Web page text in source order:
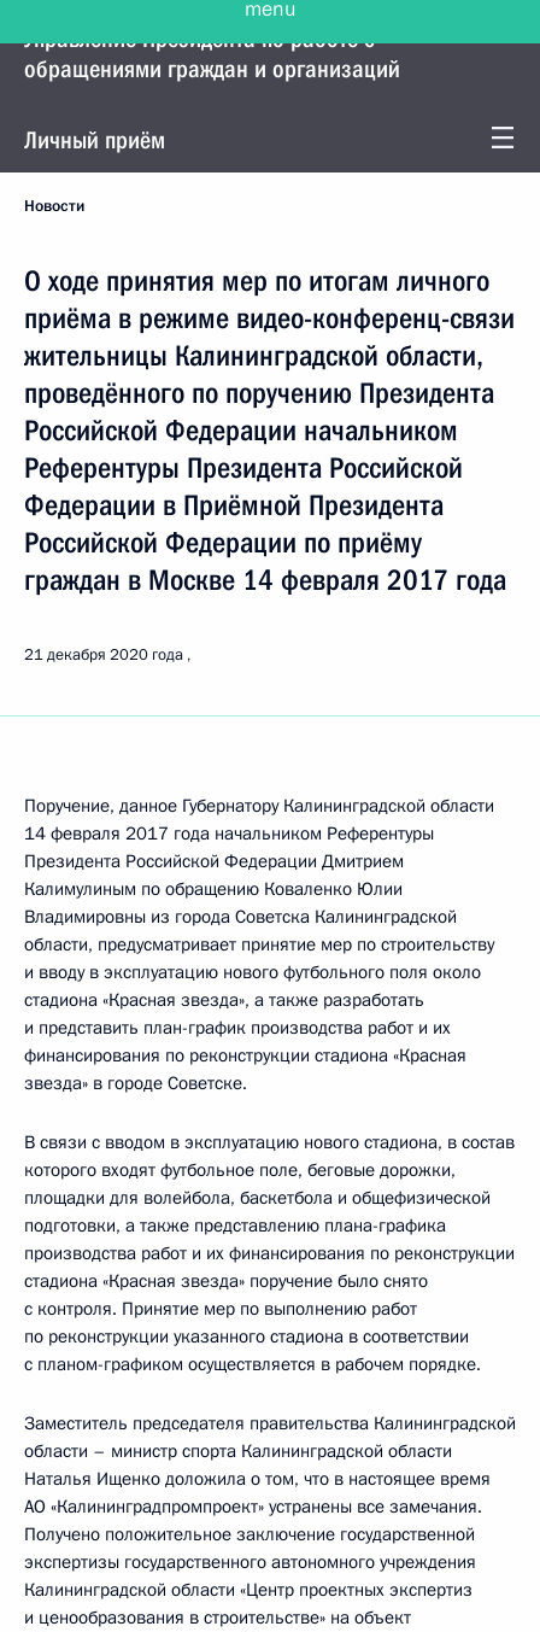
Управление Президента по работе с
обращениями граждан и организаций
Личный приём
Новости
О ходе принятия мер по итогам личного
приёма в режиме видео-конференц-связи
жительницы Калининградской области,
проведённого по поручению Президента
Российской Федерации начальником
Референтуры Президента Российской
Федерации в Приёмной Президента
Российской Федерации по приёму
граждан в Москве 14 февраля 2017 года
21 декабря 2020 года
Поручение, данное Губернатору Калининградской области
14 февраля 2017 года начальником Референтуры
Президента Российской Федерации Дмитрием
Калимулиным по обращению Коваленко Юлии
Владимировны из города Советска Калининградской
области, предусматривает принятие мер по строительству
и вводу в эксплуатацию нового футбольного поля около
стадиона «Красная звезда», а также разработать
и представить план-график производства работ и их
финансирования по реконструкции стадиона «Красная
звезда» в городе Советске.
В связи с вводом в эксплуатацию нового стадиона, в состав
которого входят футбольное поле, беговые дорожки,
площадки для волейбола, баскетбола и общефизической
подготовки, а также представлению плана-графика
производства работ и их финансирования по реконструкции
стадиона «Красная звезда» поручение было снято
с контроля. Принятие мер по выполнению работ
по реконструкции указанного стадиона в соответствии
с планом-графиком осуществляется в рабочем порядке.
Заместитель председателя правительства Калининградской
области – министр спорта Калининградской области
Наталья Ищенко доложила о том, что в настоящее время
АО «Калининградпромпроект» устранены все замечания.
Получено положительное заключение государственной
экспертизы государственного автономного учреждения
Калининградской области «Центр проектных экспертиз
и ценообразования в строительстве» на объект